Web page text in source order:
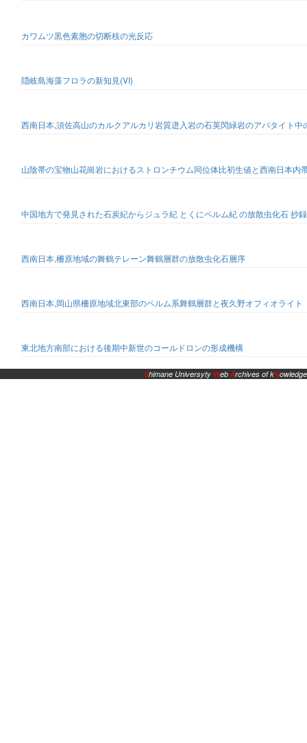
カワムツ黒色素胞の切断枝の光反応
隠岐島海藻フロラの新知見(VI)
西南日本,須佐高山のカルクアルカリ岩質迸入岩の石英閃緑岩のアパタイト
山陰帯の宝物山花崗岩におけるストロンチウム同位体比初生値と西南日本
中国地方で発見された石炭紀からジュラ紀 とくにペルム紀 の放散虫化石 抄録
西南日本,柵原地域の舞鶴テレーン舞鶴層群の放散虫化石層序
西南日本,岡山県柵原地域北東部のペルム系舞鶴層群と夜久野オフィオライト
東北地方南部における後期中新世のコールドロンの形成機構
Shimane Universyty WebArchives of kNowledge